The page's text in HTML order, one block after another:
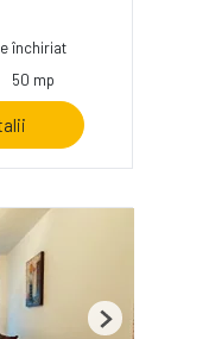
închiriat
50 mp
Next